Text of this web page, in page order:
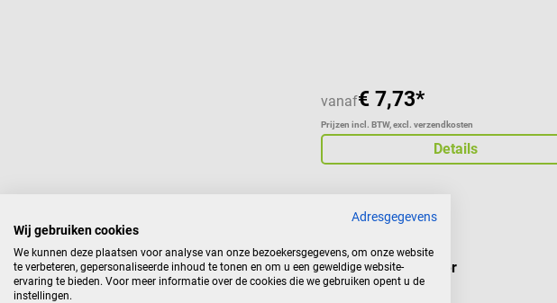
vanaf€ 7,73*
Prijzen incl. BTW, excl. verzendkosten
Details
Laerdal
Thomas Tube Holder
Adresgegevens
Wij gebruiken cookies
We kunnen deze plaatsen voor analyse van onze bezoekersgegevens, om onze website
te verbeteren, gepersonaliseerde inhoud te tonen en om u een geweldige website-
ervaring te bieden. Voor meer informatie over de cookies die we gebruiken opent u de
instellingen.